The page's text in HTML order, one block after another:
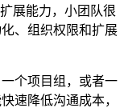
展能力，小团队很
、组织权限和扩展
个项目组，或者一
速降低沟通成本，